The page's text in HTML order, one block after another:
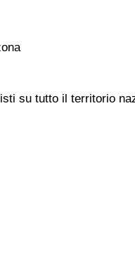
su tutto il territorio